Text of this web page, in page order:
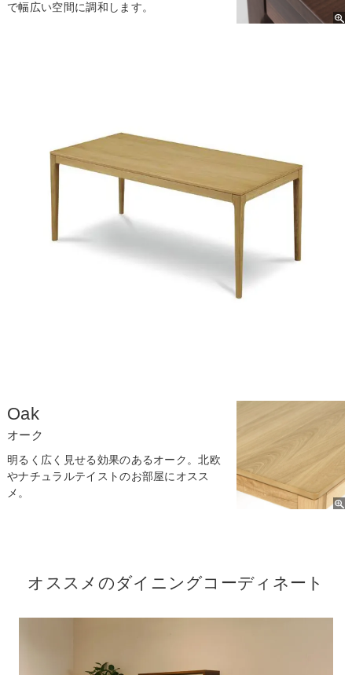
で幅広い空間に調和します。
Oak
オーク
明るく広く見せる効果のあるオーク。北欧
やナチュラルテイストのお部屋にオスス
メ。
オススメのダイニングコーディネート